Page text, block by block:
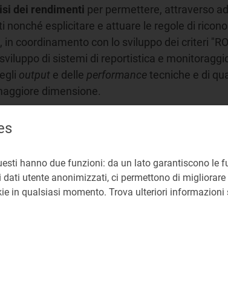
dei rendimenti per permettere, attraverso
esplicitare e attuare le regole di
coordinamento con lo sviluppo dei criteri
di sistemi di reportistica e
output e delle performancetecniche e di
dimensione.
hanno due funzioni: da un lato garantiscono le
utente anonimizzati, ci permettono di
in qualsiasi momento. Trova ulteriori